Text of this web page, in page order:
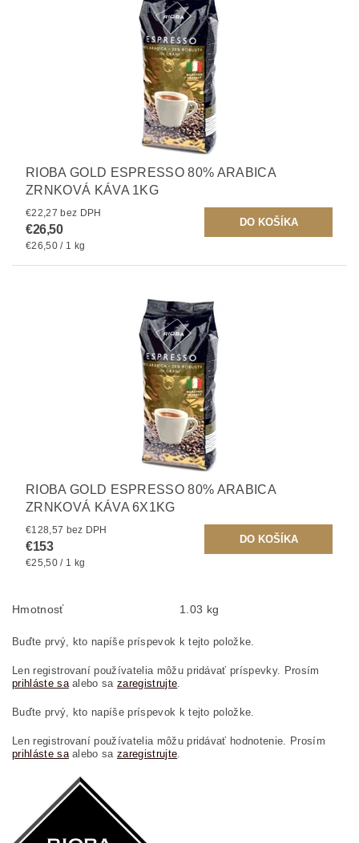
RIOBA GOLD ESPRESSO 80% ARABICA
ZRNKOVÁ KÁVA 1KG
€22,27 bez DPH
€26,50
€26,50 / 1 kg
RIOBA GOLD ESPRESSO 80% ARABICA
ZRNKOVÁ KÁVA 6X1KG
€128,57 bez DPH
€153
€25,50 / 1 kg
Hmotnosť 1.03 kg
Buďte prvý, kto napíše príspevok k tejto položke.
Len registrovaní používatelia môžu pridávať príspevky. Prosím
prihláste saalebo sazaregistrujte.
Buďte prvý, kto napíše príspevok k tejto položke.
Len registrovaní používatelia môžu pridávať hodnotenie. Prosím
prihláste saalebo sazaregistrujte.